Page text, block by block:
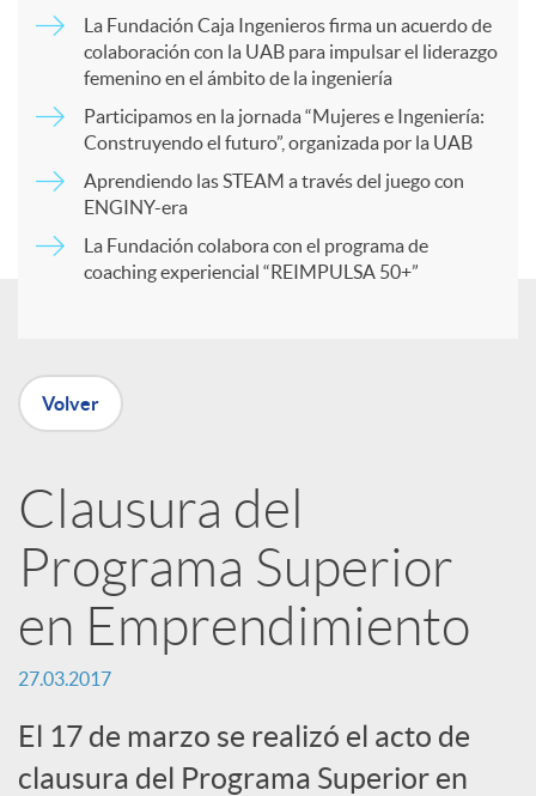
r
n
R
e
d
La Fundación Caja Ingenieros firma un acuerdo de
colaboración con la UAB para impulsar el liderazgo
femenino en el ámbito de la ingeniería
Participamos en la jornada “Mujeres e Ingeniería:
Construyendo el futuro”, organizada por la UAB
Aprendiendo las STEAM a través del juego con
ENGINY-era
La Fundación colabora con el programa de
coaching experiencial “REIMPULSA 50+”
Volver
Clausura del
Programa Superior
en Emprendimiento
27.03.2017
El 17 de marzo se realizó el acto de
clausura del Programa Superior en